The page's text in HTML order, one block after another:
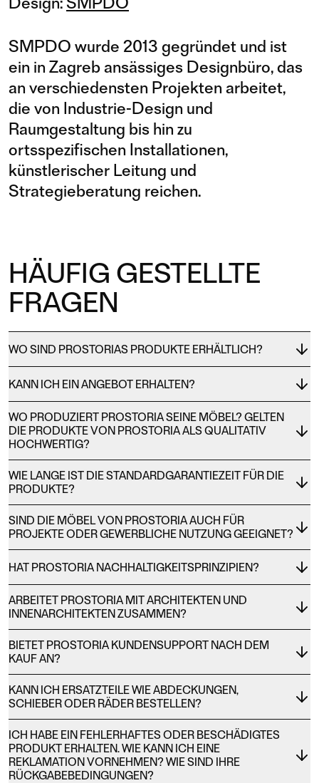
SMPDO wurde 2013 gegründet und ist
ein in Zagreb ansässiges Designbüro, das
an verschiedensten Projekten arbeitet,
die von Industrie-Design und
Raumgestaltung bis hin zu
ortsspezifischen Installationen,
künstlerischer Leitung und
Strategieberatung reichen.
HÄUFIG GESTELLTE
FRAGEN
WO SIND PROSTORIAS PRODUKTE ERHÄLTLICH?
KANN ICH EIN ANGEBOT ERHALTEN?
WO PRODUZIERT PROSTORIA SEINE MÖBEL? GELTEN
DIE PRODUKTE VON PROSTORIA ALS QUALITATIV
HOCHWERTIG?
WIE LANGE IST DIE STANDARDGARANTIEZEIT FÜR DIE
PRODUKTE?
SIND DIE MÖBEL VON PROSTORIA AUCH FÜR
PROJEKTE ODER GEWERBLICHE NUTZUNG GEEIGNET?
HAT PROSTORIA NACHHALTIGKEITSPRINZIPIEN?
ARBEITET PROSTORIA MIT ARCHITEKTEN UND
INNENARCHITEKTEN ZUSAMMEN?
BIETET PROSTORIA KUNDENSUPPORT NACH DEM
KAUF AN?
KANN ICH ERSATZTEILE WIE ABDECKUNGEN,
SCHIEBER ODER RÄDER BESTELLEN?
ICH HABE EIN FEHLERHAFTES ODER BESCHÄDIGTES
PRODUKT ERHALTEN. WIE KANN ICH EINE
REKLAMATION VORNEHMEN? WIE SIND IHRE
RÜCKGABEBEDINGUNGEN?